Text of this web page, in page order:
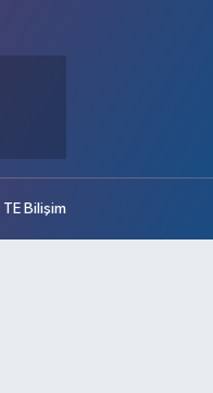
TE Bilişim